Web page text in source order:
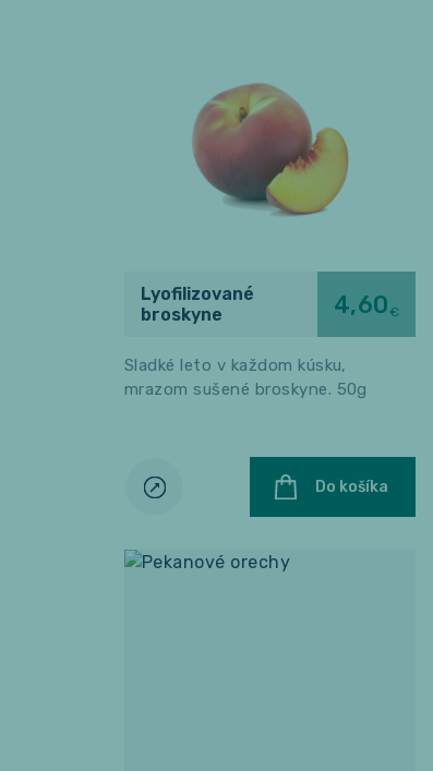
Lyofilizované
broskyne
4,60€
Sladké leto v každom kúsku,
mrazom sušené broskyne. 50g
Do košíka